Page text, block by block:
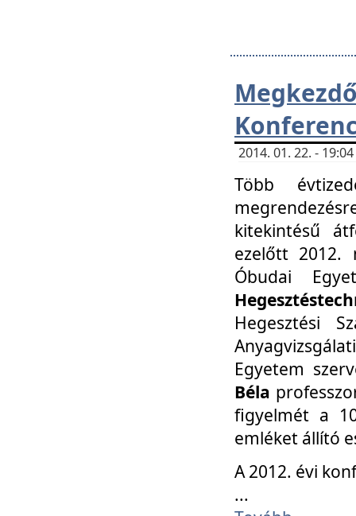
2014. 01. 22. -
Több
kitekintésű
ezelőtt 2012.
Óbudai
Hegesztési
Egyetem
Béla
figyelmét a
emléket állító
A 2012. évi
...